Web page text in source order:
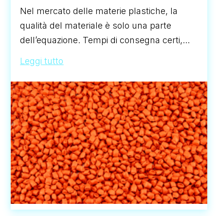
Nel mercato delle materie plastiche, la
qualità del materiale è solo una parte
dell’equazione. Tempi di consegna certi,...
Leggi tutto